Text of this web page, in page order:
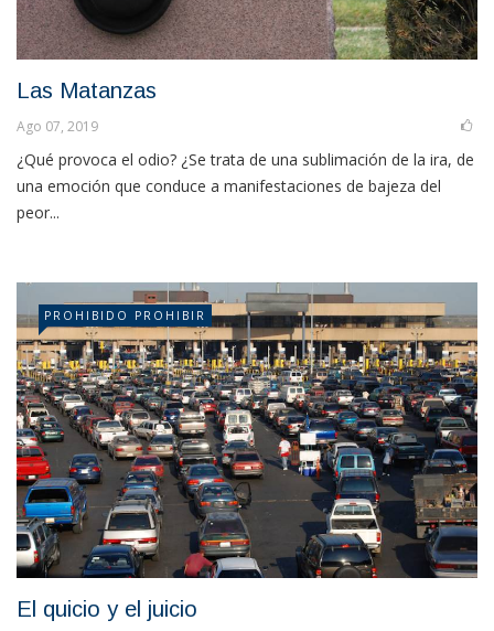
Las Matanzas
Ago 07, 2019
¿Qué provoca el odio? ¿Se trata de una sublimación de la ira, de
una emoción que conduce a manifestaciones de bajeza del
peor...
PROHIBIDO PROHIBIR
El quicio y el juicio